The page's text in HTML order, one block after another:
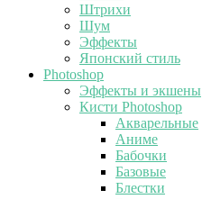
Штрихи
Шум
Эффекты
Японский стиль
Photoshop
Эффекты и экшены
Кисти Photoshop
Акварельные
Аниме
Бабочки
Базовые
Блестки